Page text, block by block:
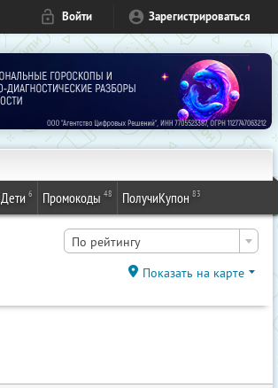
Войти Зарегистрироваться
Дети 6 Промокоды 48 ПолучиКупон 83
По рейтингу
Показать на карте